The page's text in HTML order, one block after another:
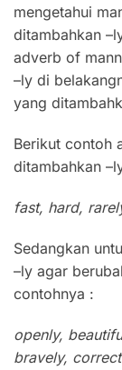
mengetahui
ditambahkan
adverb of
–ly di
yang
Berikut contoh
ditambahkan
fast, hard,
Sedangkan
–ly agar
contohnya :
openly,
bravely,